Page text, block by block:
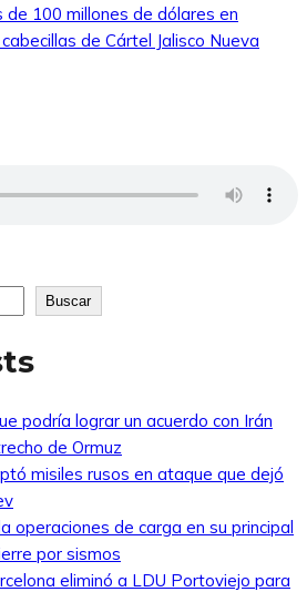
de 100 millones de dólares en
de Cártel Jalisco Nueva
Buscar
podría lograr un acuerdo con Irán
de Ormuz
misiles rusos en ataque que dejó
operaciones de carga en su principal
por sismos
eliminó a LDU Portoviejo para